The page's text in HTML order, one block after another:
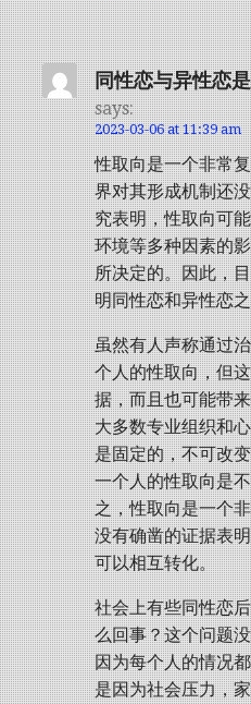
同性恋与异性恋
says:
2023-03-06 at 11:39 am
性取向是一个非常
界对其形成机制还
究表明，性取向可
环境等多种因素的
所决定的。因此，
明同性恋和异性恋
虽然有人声称通过
个人的性取向，但
据，而且也可能带
大多数专业组织和
是固定的，不可改
一个人的性取向是
之，性取向是一个
没有确凿的证据表
可以相互转化。
社会上有些同性恋
么回事？这个问题
因为每个人的情况
是因为社会压力，